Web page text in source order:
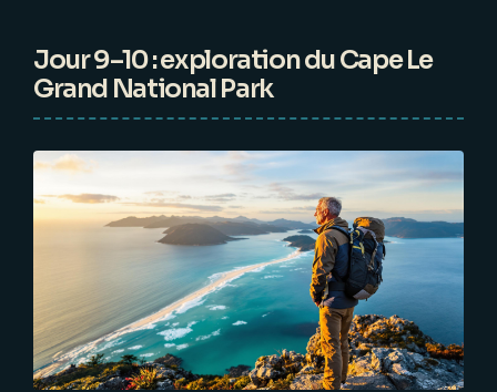
Jour 9–10 : exploration du Cape Le
Grand National Park